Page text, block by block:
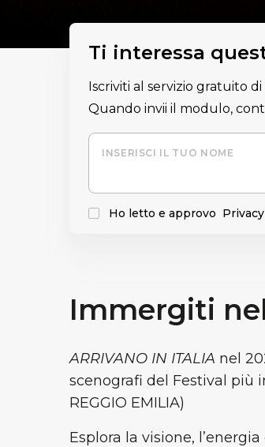
Ti interessa
Iscriviti al servizio gratuito
Quando invii il modulo,
INSERISCI IL TUO NOME
Ho letto e approvo
Immergiti
ARRIVANO IN ITALIA nel
scenografi del Festival più
REGGIO EMILIA)
Esplora la visione,